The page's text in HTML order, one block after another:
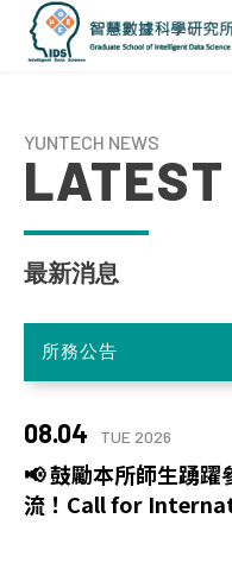
YUNTECH NEWS
最新消息
所務公告
08.04 TUE 2026
📢 鼓勵本所師生踴
流！Call for